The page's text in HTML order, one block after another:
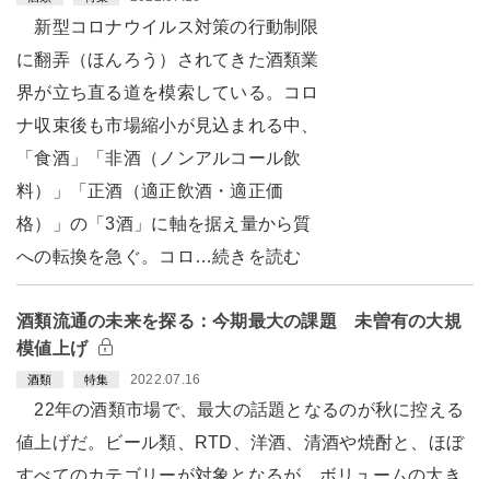
新型コロナウイルス対策の行動制限
に翻弄（ほんろう）されてきた酒類業
界が立ち直る道を模索している。コロ
ナ収束後も市場縮小が見込まれる中、
「食酒」「非酒（ノンアルコール飲
料）」「正酒（適正飲酒・適正価
格）」の「3酒」に軸を据え量から質
への転換を急ぐ。コロ…続きを読む
酒類流通の未来を探る：今期最大の課題 未曽有の大規
模値上げ
酒類 特集 2022.07.16
22年の酒類市場で、最大の話題となるのが秋に控える
値上げだ。ビール類、RTD、洋酒、清酒や焼酎と、ほぼ
すべてのカテゴリーが対象となるが、ボリュームの大き